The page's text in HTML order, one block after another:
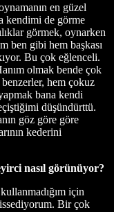
en güzel
kendimi de görme
görmek, oynarken
ben gibi hem başkası
Bu çok eğlenceli.
olmak bende çok
hem çokuz
bana kendi
düşündürttü.
göz göre göre
kederini
nasıl görünüyor?
için
Bir çok